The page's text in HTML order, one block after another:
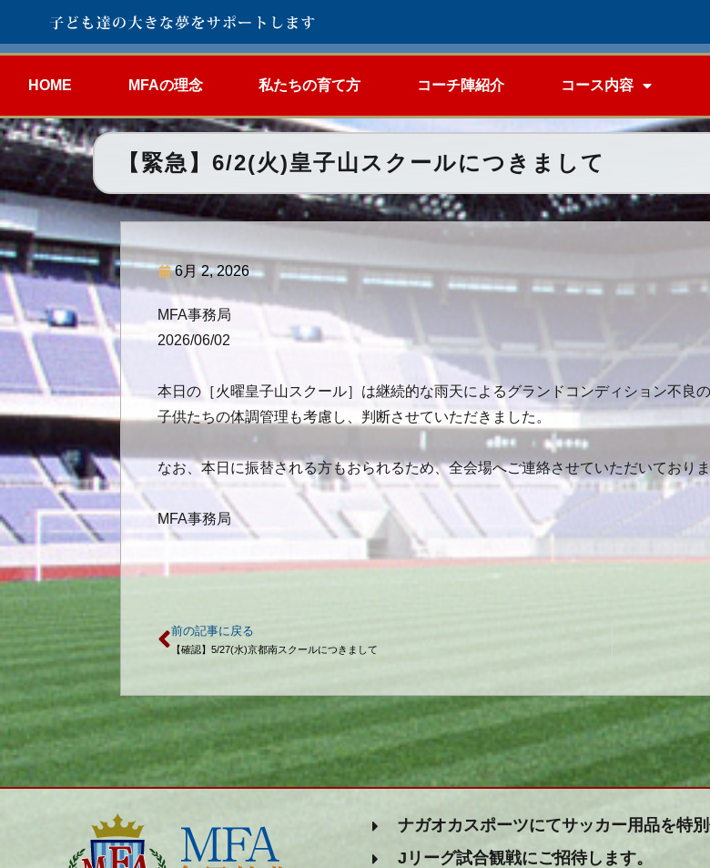
HOME MFAの理念 私たちの育て方 コーチ陣紹介 コース内容
【緊急】6/2(火)皇子山スクールにつきまして
6月 2, 2026
MFA事務局
2026/06/02
本日の［火曜皇子山スクール］は継続的な雨天によるグランドコンディション不良
子供たちの体調管理も考慮し、判断させていただきました。
なお、本日に振替される方もおられるため、全会場へご連絡させていただいており
MFA事務局
前の記事に戻る
【確認】5/27(水)京都南スクールにつきまして
ナガオカスポーツにてサッカー用品を特
Jリーグ試合観戦にご招待します。